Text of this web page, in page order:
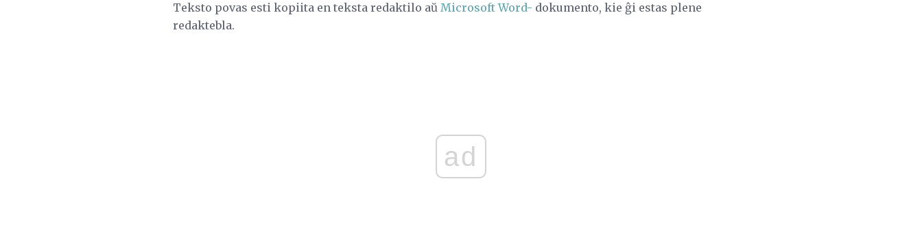
Teksto povas esti kopiita en teksta redaktilo aŭ Microsoft Word- dokumento, kie ĝi estas plene
redaktebla.
ad